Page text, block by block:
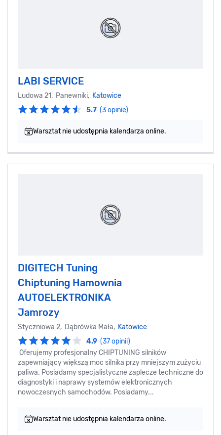
LABI SERVICE
Ludowa 21, Panewniki, Katowice
5.7 (3 opinie)
Warsztat nie udostępnia kalendarza online.
DIGITECH Tuning
Chiptuning Hamownia
AUTOELEKTRONIKA
Jamrozy
Styczniowa 2, Dąbrówka Mała, Katowice
4.9 (37 opinii)
Oferujemy profesjonalny CHIPTUNING silników
zapewniający większą moc silnika przy mniejszym zużyciu
paliwa. Posiadamy specjalistyczne zaplecze techniczne do
diagnostyki i naprawy systemów elektronicznych
nowoczesnych samochodów. Posiadamy...
Warsztat nie udostępnia kalendarza online.